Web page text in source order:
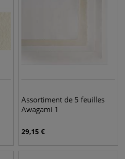
Assortiment de 5 feuilles
Awagami 1
29,15 €